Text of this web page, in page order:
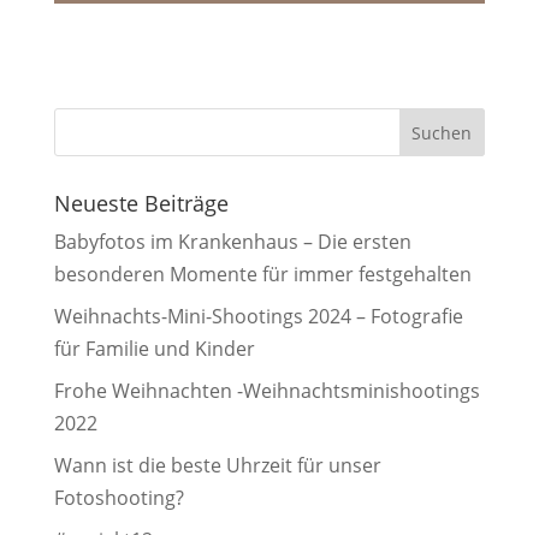
Neueste Beiträge
Babyfotos im Krankenhaus – Die ersten
besonderen Momente für immer festgehalten
Weihnachts-Mini-Shootings 2024 – Fotografie
für Familie und Kinder
Frohe Weihnachten -Weihnachtsminishootings
2022
Wann ist die beste Uhrzeit für unser
Fotoshooting?